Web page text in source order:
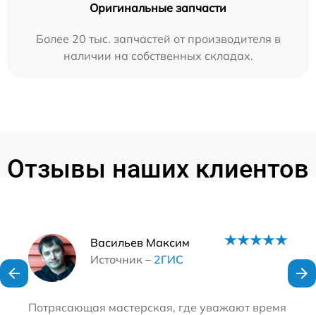
Оригинальные запчасти
Более 20 тыс. запчастей от производителя в
наличии на собственных складах.
Отзывы наших клиентов
Васильев Максим
Источник – 2ГИС
Потрясающая мастерская, где уважают время
Наши мастера